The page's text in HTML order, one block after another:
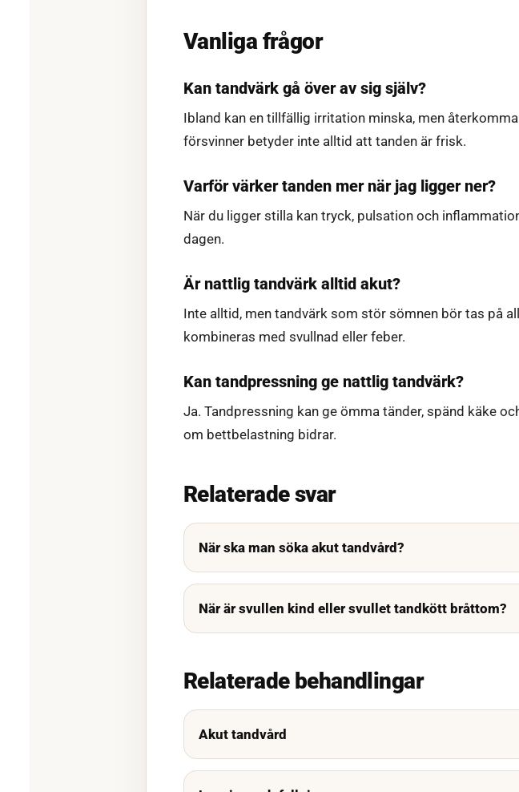
Vanliga frågor
Kan tandvärk gå över av sig själv?
Ibland kan en tillfällig irritation minska, men
försvinner betyder inte alltid att tanden är frisk.
Varför värker tanden mer när jag ligger ner?
När du ligger stilla kan tryck, pulsation och
dagen.
Är nattlig tandvärk alltid akut?
Inte alltid, men tandvärk som stör sömnen bör tas på
kombineras med svullnad eller feber.
Kan tandpressning ge nattlig tandvärk?
Ja. Tandpressning kan ge ömma tänder, spänd käke
om bettbelastning bidrar.
Relaterade svar
När ska man söka akut tandvård?
När är svullen kind eller svullet tandkött bråttom?
Relaterade behandlingar
Akut tandvård